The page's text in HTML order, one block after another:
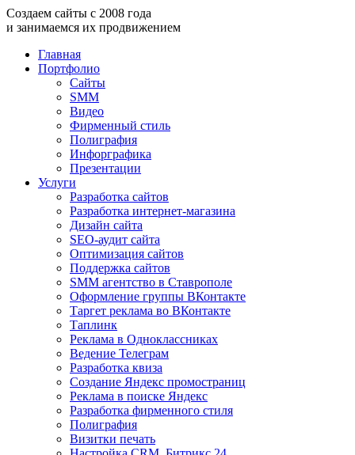
Создаем сайты с 2008 года
и занимаемся их продвижением
Главная
Портфолио
Сайты
SMM
Видео
Фирменный стиль
Полиграфия
Инфорграфика
Презентации
Услуги
Разработка сайтов
Разработка интернет-магазина
Дизайн сайта
SEO-аудит сайта
Оптимизация сайтов
Поддержка сайтов
SMM агентство в Ставрополе
Оформление группы ВКонтакте
Таргет реклама во ВКонтакте
Таплинк
Реклама в Одноклассниках
Ведение Телеграм
Разработка квиза
Создание Яндекс промостраниц
Реклама в поиске Яндекс
Разработка фирменного стиля
Полиграфия
Визитки печать